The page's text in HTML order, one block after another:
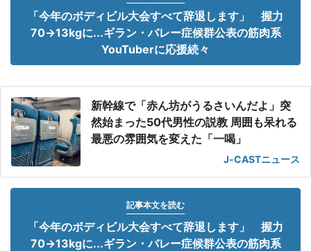
「今年のボディビル大会すべて辞退します」 握力
70→13kgに...ギラン・バレー症候群公表の筋肉系
YouTuberに応援続々
新幹線で「赤ん坊がうるさいんだよ」突
然始まった50代男性の説教 周囲も呆れる
最悪の雰囲気を変えた「一喝」
J-CASTニュース
記事本文を読む
「今年のボディビル大会すべて辞退します」 握力
70→13kgに...ギラン・バレー症候群公表の筋肉系